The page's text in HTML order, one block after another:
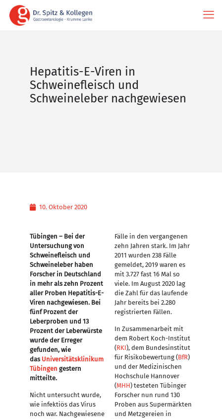
Hepatitis-E-Viren in
Schweinefleisch und
Schweineleber nachgewiesen
10. Oktober 2020
Tübingen – Bei der
Untersuchung von
Schweinefleisch und
Schweineleber haben
Forscher in Deutschland
in mehr als zehn Prozent
aller Proben Hepatitis-E-
Viren nachgewiesen. Bei
fünf Prozent der
Leberproben und 13
Prozent der Leberwürste
wurde der Erreger
gefunden, wie
das Universitätsklinikum
Tübingen gestern
mitteilte.
Nicht untersucht wurde,
wie infektiös das Virus
noch war. Nachgewiesene
Fälle in den vergangenen
zehn Jahren stark. Im Jahr
2011 wurden 238 Fälle
gemeldet, 2019 waren es
mit 3.727 fast 16 Mal so
viele. Im August 2020 lag
die Zahl für das laufende
Jahr bereits bei 2.280
registrierten Fällen.
In Zusammenarbeit mit
dem Robert Koch-Institut
(RKI), dem Bundesinstitut
für Risiko­bewertung (BfR)
und der Medizinischen
Hochschule Hannover
(MHH) testeten Tübinger
Forscher nun rund 130
Proben aus Supermärkten
und Metzgereien in